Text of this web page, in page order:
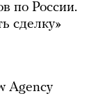
по России.
сделку»
Agency